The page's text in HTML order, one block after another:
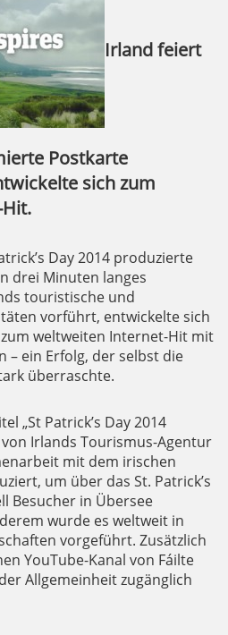
Irland feiert
Postkarte
sich zum
Day 2014 produzierte
drei Minuten langes
touristische und
vorführt, entwickelte sich
weltweiten Internet-Hit mit
– ein Erfolg, der selbst die
überraschte.
„St Patrick’s Day 2014
Irlands Tourismus-Agentur
mit dem irischen
um über das St. Patrick’s
Besucher in Übersee
wurde es weltweit in
vorgeführt. Zusätzlich
YouTube-Kanal von Fáilte
Allgemeinheit zugänglich